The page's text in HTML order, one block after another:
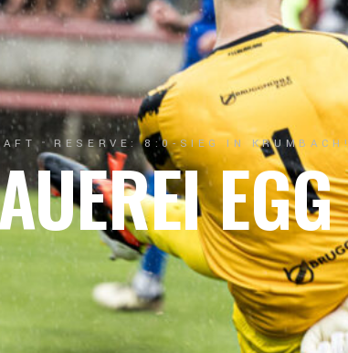
1. Mannschaft
1b-Mannschaft
Nachwuchs
RESERVE: 8:0-SIEG IN KRUMBACH!
EGG